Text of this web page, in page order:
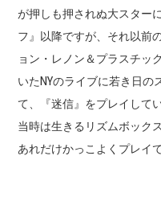
が押しも押されぬ大スター
フ』以降ですが、それ以前
ョン・レノン＆プラスチッ
いたNYのライブに若き日
て、『迷信』をプレイして
当時は生きるリズムボック
あれだけかっこよくプレイ